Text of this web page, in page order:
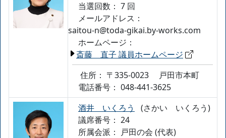
当選回数： 7 回
メールアドレス：
saitou-n@toda-gikai.by-works.com
ホームページ：
斎藤 直子 議員ホームページ
住所： 〒335-0023
戸田市本町
電話番号： 048-441-3625
酒井 いくろう
(さかい いくろう)
議席番号： 24
所属会派：
戸田の会 (代表)